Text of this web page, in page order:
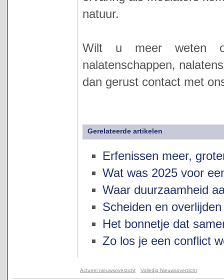
natuur.
Wilt u meer weten
nalatenschappen,
dan gerust contact met
Gerelateerde artikelen
Erfenissen meer,
Wat was 2025 voor
Waar duurzaamheid
Scheiden en overlijden
Het bonnetje dat
Zo los je een conflict
Actueel nieuwsoverzicht Volledig Nieuwsoverzicht